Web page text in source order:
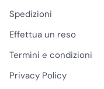
Spedizioni
Effettua un reso
Termini e condizioni
Privacy Policy